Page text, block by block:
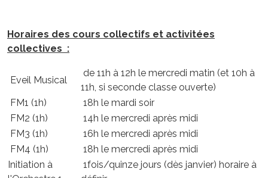
Horaires des cours collectifs et activitées
collectives :
Eveil Musical
de 11h à 12h le mercredi matin (et 10h à
11h, si seconde classe ouverte)
FM1 (1h)
18h le mardi soir
FM2 (1h)
14h le mercredi après midi
FM3 (1h)
16h le mercredi après midi
FM4 (1h)
18h le mercredi après midi
Initiation à
1fois/quinze jours (dès janvier) horaire à